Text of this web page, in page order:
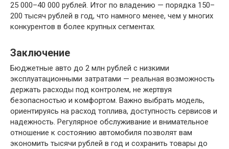
25 000–40 000 рублей. Итог по владению — порядка 150–
200 тысяч рублей в год, что намного менее, чем у многих
конкурентов в более крупных сегментах.
Заключение
Бюджетные авто до 2 млн рублей с низкими
эксплуатационными затратами — реальная возможность
держать расходы под контролем, не жертвуя
безопасностью и комфортом. Важно выбрать модель,
ориентируясь на расход топлива, доступность сервисов и
надежность. Регулярное обслуживание и внимательное
отношение к состоянию автомобиля позволят вам
экономить тысячи рублей в год и сохранить товары до